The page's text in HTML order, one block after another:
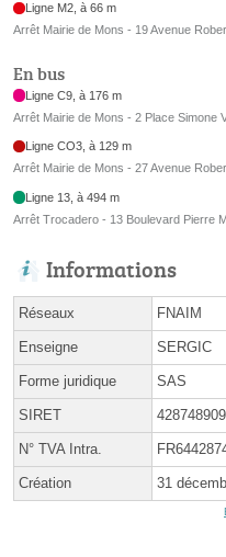
Ligne M2, à 66 m
Arrêt Mairie de Mons - 19 Avenue
En bus
Ligne C9, à 176 m
Arrêt Mairie de Mons - 2 Place Simone
Ligne CO3, à 129 m
Arrêt Mairie de Mons - 27 Avenue
Ligne 13, à 494 m
Arrêt Trocadero - 13 Boulevard Pierre
Informations
Réseaux FNAIM
Enseigne SERGIC
Forme juridique SAS
SIRET
N° TVA Intra.
Création 31